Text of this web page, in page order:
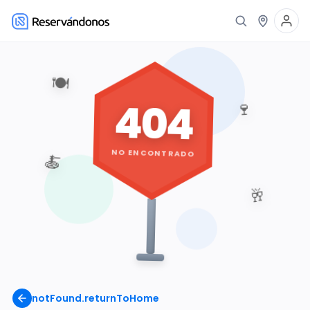
notFound.returnToHome
🍽️
🍷
🥂
🍝
404
NO ENCONTRADO